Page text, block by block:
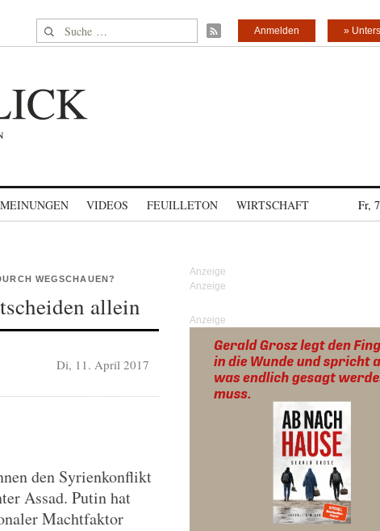
Suche nach: »
Anmelden
MEINUNGEN VIDEOS FEUILLETON WIRTSCHAFT Fr,
WEGSCHAUEN?
allein
Di, 11. April 2017
den Syrienkonflikt
Assad. Putin hat
Machtfaktor
Anzeige